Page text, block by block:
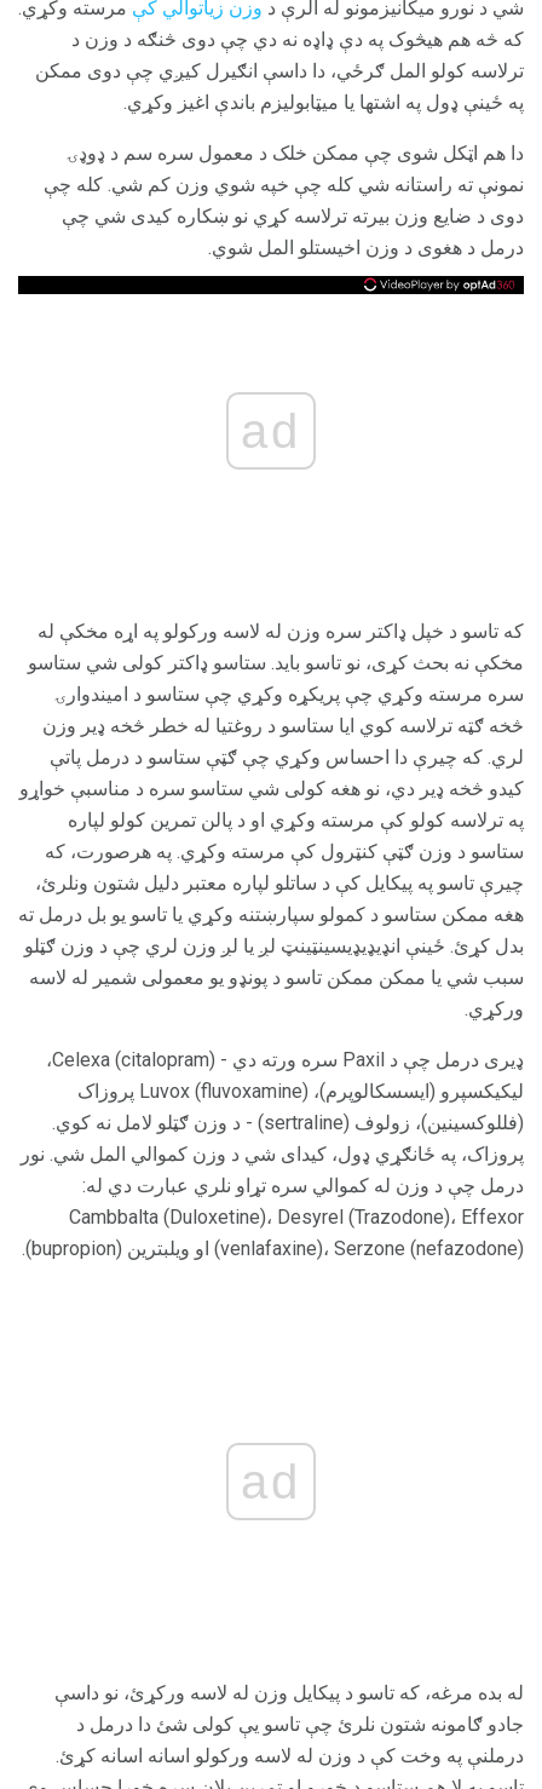
شي د نورو میکانیزمونو له الرې د وزن زیاتوالي کې مرسته وکړي.
که څه هم هیڅوک په دې ډاډه نه دي چې دوی څنګه د وزن د
ترلاسه کولو المل ګرځي، دا داسې انګیرل کیږي چې دوی ممکن
په ځینې ډول په اشتها یا میټابولیزم باندې اغیز وکړي.
دا هم اټکل شوی چې ممکن خلک د معمول سره سم د ډوډۍ
نمونې ته راستانه شي کله چې خپه شوي وزن کم شي. کله چې
دوی د ضایع وزن بیرته ترلاسه کړي نو ښکاره کیدی شي چې
درمل د هغوی د وزن اخیستلو المل شوي.
ad
که تاسو د خپل ډاکتر سره وزن له لاسه ورکولو په اړه مخکې له
مخکې نه بحث کړی، نو تاسو باید. ستاسو ډاکتر کولی شي ستاسو
سره مرسته وکړي چې پریکړه وکړي چې ستاسو د امیندوارۍ
څخه ګټه ترلاسه کوي ایا ستاسو د روغتیا له خطر څخه ډیر وزن
لري. که چیرې دا احساس وکړي چې ګټې ستاسو د درمل پاتې
کیدو څخه ډیر دي، نو هغه کولی شي ستاسو سره د مناسبې خواړو
په ترلاسه کولو کې مرسته وکړي او د پالن تمرین کولو لپاره
ستاسو د وزن ګټې کنټرول کې مرسته وکړي. په هرصورت، که
چیرې تاسو په پیکایل کې د ساتلو لپاره معتبر دلیل شتون ونلرئ،
هغه ممکن ستاسو د کمولو سپارښتنه وکړي یا تاسو یو بل درمل ته
بدل کړئ. ځینې ​​انډیډیډیسینټینټ لږ یا لږ وزن لري چې د وزن ګټلو
سبب شي یا ممکن ممکن تاسو د پونډو یو معمولی شمیر له لاسه
ورکړي.
ډیری درمل چې د Paxil سره ورته دي - Celexa (citalopram)،
لیکیکسپرو (ایسسکالوپرم)، Luvox (fluvoxamine) پروزاک
(فللوکسینین)، زولوف (sertraline) - د وزن ګټلو لامل نه کوي.
پروزاک، په ځانګړي ډول، کیدای شي د وزن کموالي المل شي. نور
درمل چې د وزن له کموالي سره تړاو نلري عبارت دي له:
Cambbalta (Duloxetine)، Desyrel (Trazodone)، Effexor
(venlafaxine)، Serzone (nefazodone) او ویلبترین (bupropion).
ad
له بده مرغه، که تاسو د پیکایل وزن له لاسه ورکړئ، نو داسې
جادو ګامونه شتون نلرئ چې تاسو یې کولی شئ دا درمل د
درملنې په وخت کې د وزن له لاسه ورکولو اسانه اسانه کړئ.